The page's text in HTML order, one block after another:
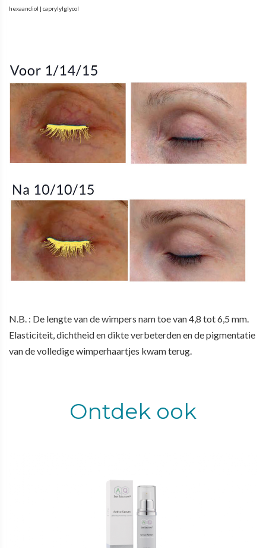
hexaandiol | caprylylglycol
N.B. : De lengte van de wimpers nam toe van 4,8 tot 6,5 mm.
Elasticiteit, dichtheid en dikte verbeterden en de pigmentatie
van de volledige wimperhaartjes kwam terug.
Ontdek ook